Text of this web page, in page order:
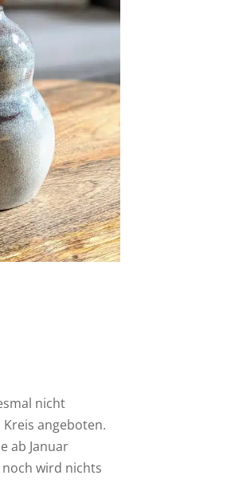
nicht
angeboten.
ab Januar
wird nichts